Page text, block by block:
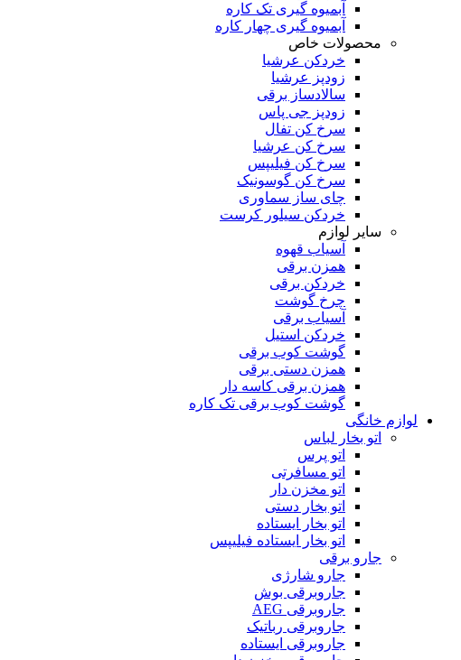
آبمیوه گیری تک کاره
آبمیوه گیری چهار کاره
محصولات خاص
خردکن عرشیا
زودپز عرشیا
سالادساز برقی
زودپز جی پاس
سرخ کن تفال
سرخ کن عرشیا
سرخ کن فیلیپس
سرخ کن گوسونیک
چای ساز سماوری
خردکن سیلور کرست
سایر لوازم
آسیاب قهوه
همزن برقی
خردکن برقی
چرخ گوشت
آسیاب برقی
خردکن استیل
گوشت کوب برقی
همزن دستی برقی
همزن برقی کاسه دار
گوشت کوب برقی تک کاره
لوازم خانگی
اتو بخار لباس
اتو پرس
اتو مسافرتی
اتو مخزن دار
اتو بخار دستی
اتو بخار ایستاده
اتو بخار ایستاده فیلیپس
جارو برقی
جارو شارژی
جاروبرقی بوش
جاروبرقی AEG
جاروبرقی رباتیک
جاروبرقی ایستاده